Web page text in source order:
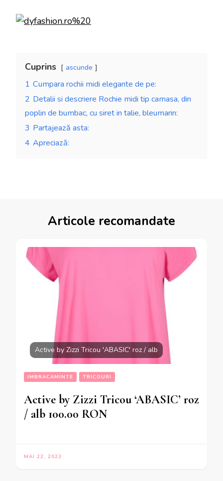
Cuprins ascunde
1 Cumpara rochii midi elegante de pe:
2 Detalii si descriere Rochie midi tip camasa, din
poplin de bumbac, cu siret in talie, bleumarin:
3 Partajează asta:
4 Apreciază:
Articole recomandate
Active by Zizzi Tricou 'ABASIC' roz / alb
IMBRACAMINTE TRICOURI
Active by Zizzi Tricou ‘ABASIC’ roz
/ alb 100.00 RON
MAI 22, 2023